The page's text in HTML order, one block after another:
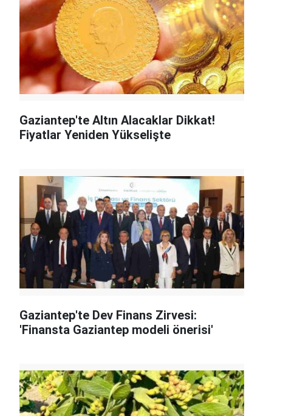
Gaziantep'te Altın Alacaklar Dikkat!
Fiyatlar Yeniden Yükselişte
Gaziantep'te Dev Finans Zirvesi:
'Finansta Gaziantep modeli önerisi'